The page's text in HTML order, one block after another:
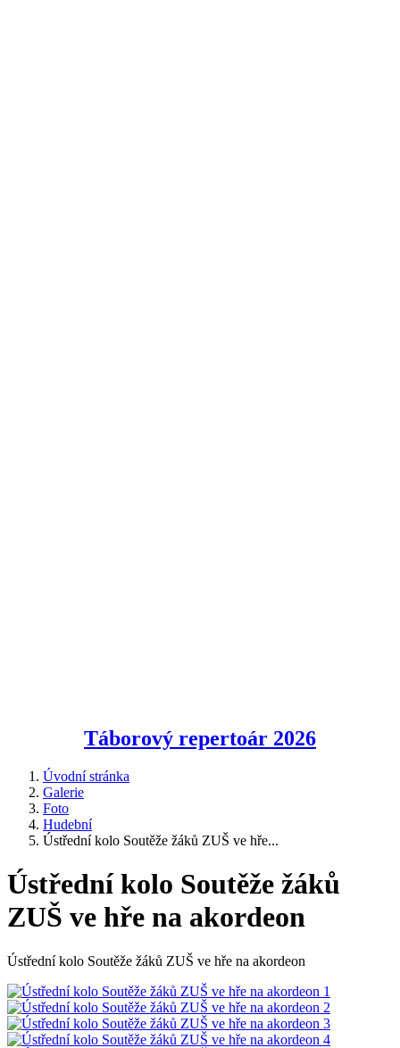
Táborový repertoár 2026
Úvodní stránka
Galerie
Foto
Hudební
Ústřední kolo Soutěže žáků ZUŠ ve hře...
Ústřední kolo Soutěže žáků
ZUŠ ve hře na akordeon
Ústřední kolo Soutěže žáků ZUŠ ve hře na akordeon